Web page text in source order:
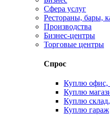
Сфера услуг
Рестораны, бары,
Производства
Бизнес-центры
Торговые центры
Спрос
Куплю офис,
Куплю
Куплю
Куплю гараж